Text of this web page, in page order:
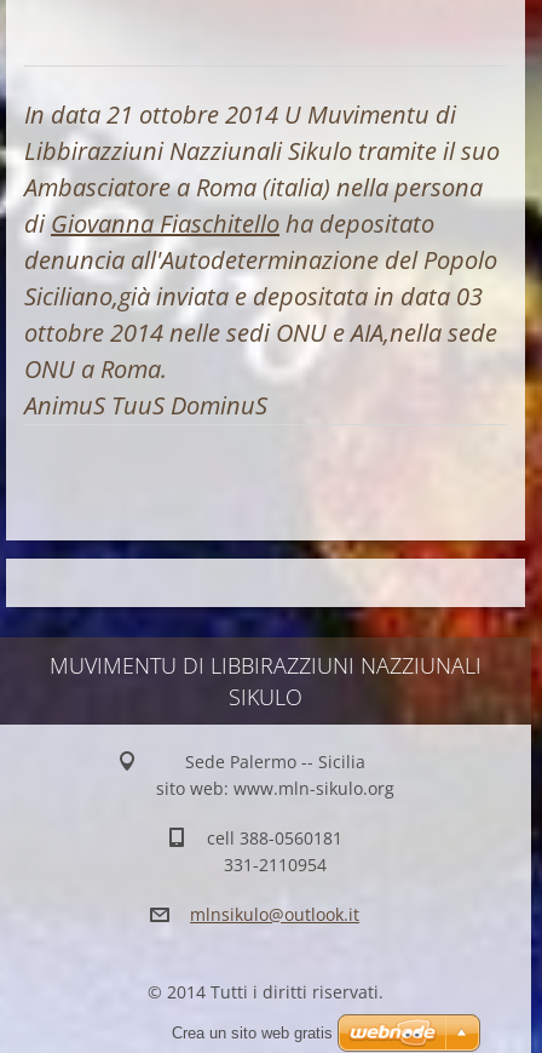
In data 21 ottobre 2014 U Muvimentu di
Libbirazziuni Nazziunali Sikulo tramite il suo
Ambasciatore a Roma (italia) nella persona
diGiovanna Fiaschitelloha depositato
denuncia all'Autodeterminazione del Popolo
Siciliano,già inviata e depositata in data 03
ottobre 2014 nelle sedi ONU e AIA,nella sede
ONU a Roma.
AnimuS TuuS DominuS
MUVIMENTU DI LIBBIRAZZIUNI NAZZIUNALI
SIKULO
Sede Palermo -- Sicilia
sito web: www.mln-sikulo.org
cell 388-0560181
331-2110954
mlnsikulo@outlook.it
© 2014 Tutti i diritti riservati.
Crea un sito web gratis